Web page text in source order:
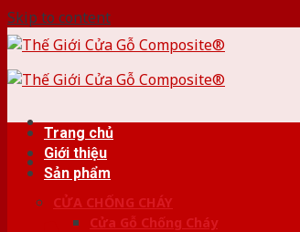
Skip to content
Trang chủ
Giới thiệu
Sản phẩm
CỬA CHỐNG CHÁY
Cửa Gỗ Chống Cháy